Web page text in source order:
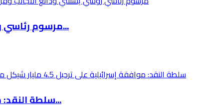
مرسوم رئاسي روسي يستثني ودائع الأجانب وفروع ا...
سلطة النقد: موافقة إسرائيلية على ترحيل 4.5 مل...